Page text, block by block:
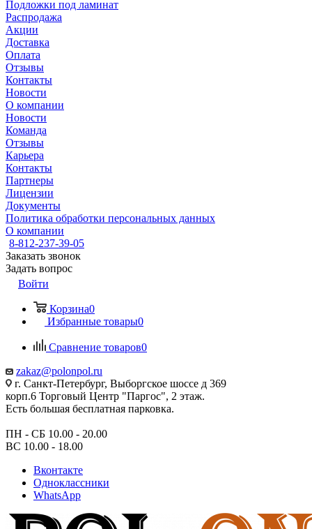
Подложки под ламинат
Распродажа
Акции
Доставка
Оплата
Отзывы
Контакты
Новости
О компании
Новости
Команда
Отзывы
Карьера
Контакты
Партнеры
Лицензии
Документы
Политика обработки персональных данных
О компании
8-812-237-39-05
Заказать звонок
Задать вопрос
Войти
Корзина0
Избранные товары0
Сравнение товаров0
zakaz@polonpol.ru
г. Санкт-Петербург, Выборгское шоссе д 369
корп.6 Торговый Центр "Паргос", 2 этаж.
Есть большая бесплатная парковка.
ПН - СБ 10.00 - 20.00
ВС 10.00 - 18.00
Вконтакте
Одноклассники
WhatsApp